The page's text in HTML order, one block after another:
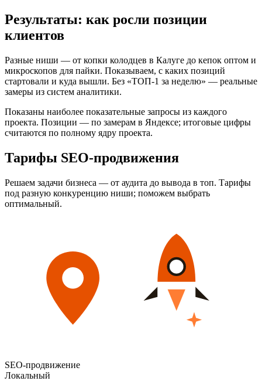
Результаты: как росли позиции
клиентов
Разные ниши — от копки колодцев в Калуге до кепок оптом и
микроскопов для пайки. Показываем, с каких позиций
стартовали и куда вышли. Без «ТОП-1 за неделю» — реальные
замеры из систем аналитики.
Показаны наиболее показательные запросы из каждого
проекта. Позиции — по замерам в Яндексе; итоговые цифры
считаются по полному ядру проекта.
Тарифы SEO-продвижения
Решаем задачи бизнеса — от аудита до вывода в топ. Тарифы
под разную конкуренцию ниши; поможем выбрать
оптимальный.
SEO-продвижение
Локальный